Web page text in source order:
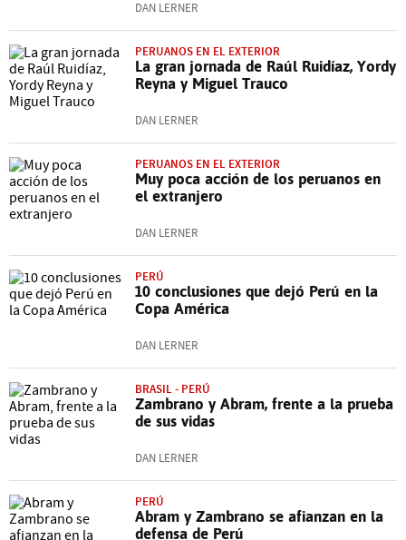
DAN LERNER
PERUANOS EN EL EXTERIOR
La gran jornada de Raúl Ruidíaz, Yordy
Reyna y Miguel Trauco
DAN LERNER
PERUANOS EN EL EXTERIOR
Muy poca acción de los peruanos en
el extranjero
DAN LERNER
PERÚ
10 conclusiones que dejó Perú en la
Copa América
DAN LERNER
BRASIL - PERÚ
Zambrano y Abram, frente a la prueba
de sus vidas
DAN LERNER
PERÚ
Abram y Zambrano se afianzan en la
defensa de Perú